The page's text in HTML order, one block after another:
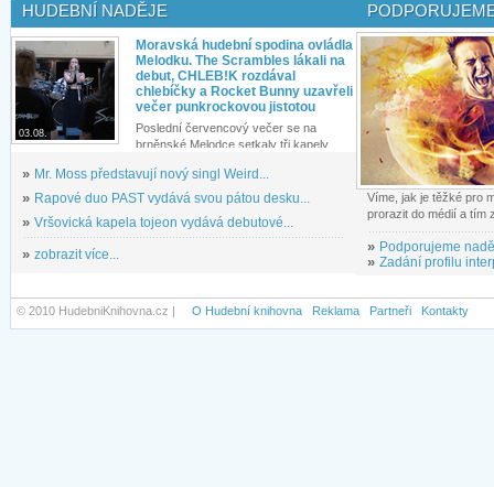
HUDEBNÍ NADĚJE
03.08.
Moravská hudební spodina ovládla
Melodku. The Scrambles lákali na
debut, CHLEB!K rozdával
chlebíčky a Rocket Bunny uzavřeli
večer punkrockovou jistotou
Poslední červencový večer se na
brněnské Melodce setkaly tři kapely...
» Mr. Moss představují nový singl Weird...
» Rapové duo PAST vydává svou pátou desku...
» Vršovická kapela tojeon vydává debutové...
» zobrazit více...
Víme, jak je těžké pro
prorazit do médií a tím
» Podporujeme
» Zadání profilu
© 2010 HudebniKnihovna.cz | O Hudební knihovna Reklama Partneři Kontakty